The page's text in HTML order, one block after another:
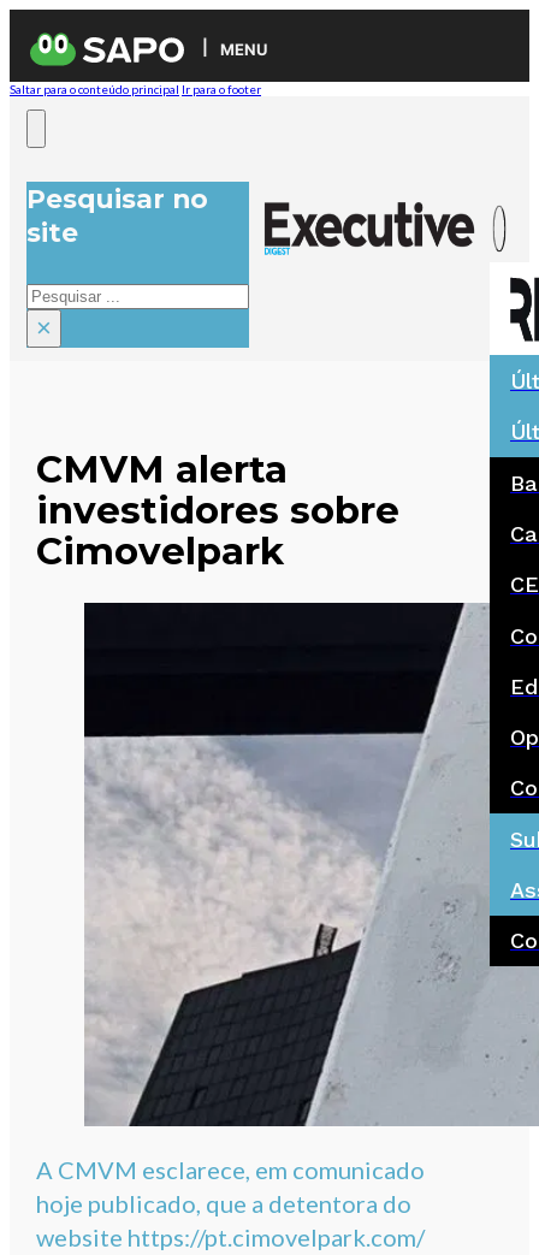
MENU
Saltar para o conteúdo principal Ir para o footer
Pesquisar no
site
Pesquisar
×
CMVM alerta
investidores sobre
Cimovelpark
A CMVM esclarece, em comunicado
hoje publicado, que a detentora do
website https://pt.cimovelpark.com/